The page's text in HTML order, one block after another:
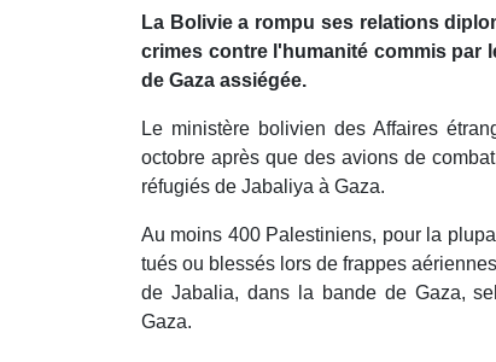
La Bolivie a rompu ses relations
crimes contre l'humanité commis par
de Gaza assiégée.
Le ministère bolivien des Affaires
octobre après que des avions de
réfugiés de Jabaliya à Gaza.
Au moins 400 Palestiniens, pour la
tués ou blessés lors de frappes
de Jabalia, dans la bande de Gaza,
Gaza.